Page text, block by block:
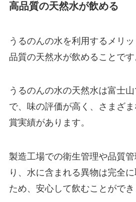
高品質の天然水が飲める
うるのんの水を利用するメリ
品質の天然水が飲めることです
うるのんの水の天然水は富士
で、味の評価が高く、さまざ
賞実績があります。
製造工場での衛生管理や品質
り、水に含まれる異物は完全
ため、安心して飲むことができ